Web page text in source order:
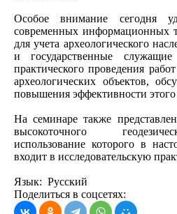
Особое внимание сегодня
современных информационных
для учета археологического
и государственные
практического проведения
археологических объектов,
повышения эффективности этого
На семинаре также
высокоточного
использование которого в
входит в исследовательскую
Язык: Русский
Поделиться в соцсетях: